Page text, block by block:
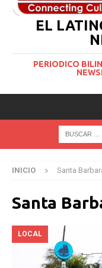
EL
PERIODICO
INICIO Santa
Santa
LOCAL